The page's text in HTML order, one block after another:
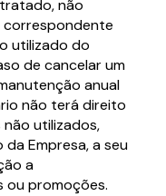
não
correspondente
utilizado do
de cancelar um
anual
não terá direito
utilizados,
Empresa, a seu
a
ou promoções.